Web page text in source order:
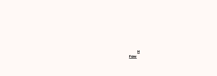
RECEBA
Faw
H